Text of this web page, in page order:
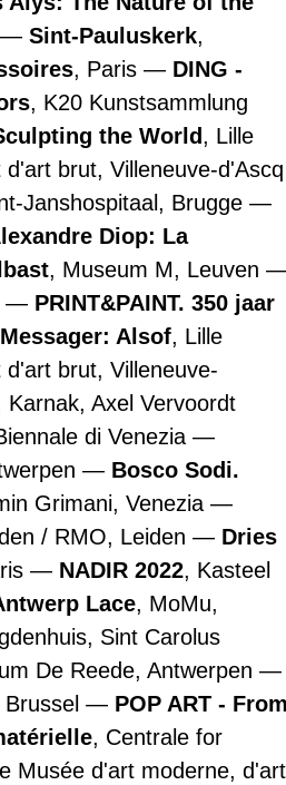
Sint-Pauluskerk,
, Paris
DING -
, K20 Kunstsammlung
the World, Lille
brut, Villeneuve-d'Ascq
Janshospitaal, Brugge
Diop: La
, Museum M, Leuven
PRINT&PAINT. 350 jaar
Alsof, Lille
brut, Villeneuve-
Karnak, Axel Vervoordt
di Venezia
Bosco Sodi.
Grimani, Venezia
/ RMO, Leiden
Dries
NADIR 2022, Kasteel
Lace, MoMu,
Sint Carolus
De Reede, Antwerpen
POP ART - From
, Centrale for
Musée d'art moderne, d'art